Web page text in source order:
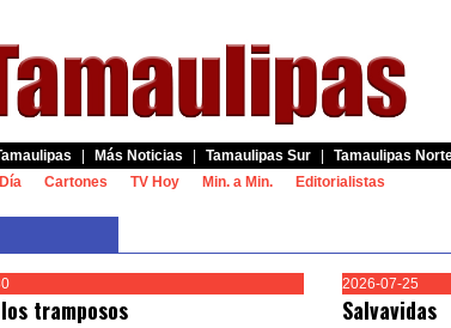
Más Noticias Tamaulipas Sur Tamaulipas
Cartones TV Hoy Min. a Min. Editorialistas
tramposos
2026-07-25
Salvavidas